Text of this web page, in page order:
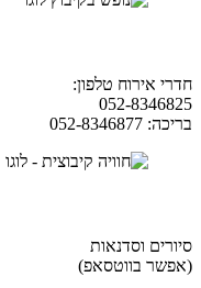
חדרי אירוח טלפון:
052-8346825
בריכה: 052-8346877
סיורים וסדנאות
(אפשר בווטסאפ)